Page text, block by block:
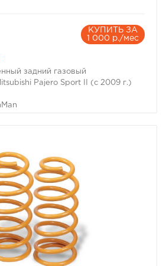
КУПИТЬ ЗА
1 000 р./мес
задний газовый
Pajero Sport II (с 2009 г.)